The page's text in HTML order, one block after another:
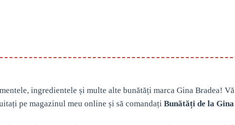
ingredientele și multe alte bunătăți marca Gina Bradea! Vă
pe magazinul meu online și să comandați Bunătăți de la Gina